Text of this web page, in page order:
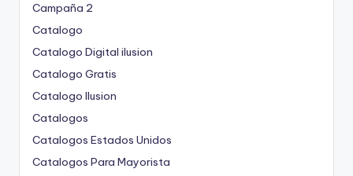
Campaña 2
Catalogo
Catalogo Digital ilusion
Catalogo Gratis
Catalogo Ilusion
Catalogos
Catalogos Estados Unidos
Catalogos Para Mayorista